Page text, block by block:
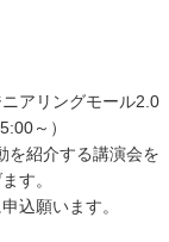
アリングモール2.0
～）
を紹介する講演会を
す。
込願います。